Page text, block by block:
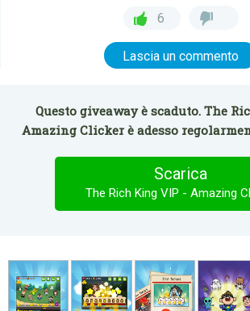
6
Lascia un commento
Questo giveaway è scaduto. The
Amazing Clicker è adesso
Scarica
The Rich King VIP - Amazing